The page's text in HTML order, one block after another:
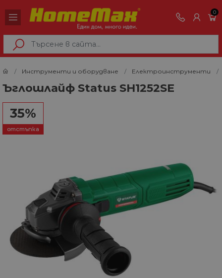
0
Инструменти и оборудване Електроинструменти
Ъглошлайф Status SH1252SE
35%
отстъпка